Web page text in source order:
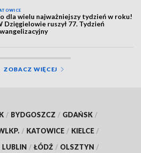
dla wielu najważniejszy tydzień w roku!
Dzięgielowie ruszył 77. Tydzień
ZOBACZ WIĘCEJ
/ BYDGOSZCZ / GDAŃSK /
/ KATOWICE / KIELCE /
LUBLIN / ŁÓDŹ / OLSZTYN /